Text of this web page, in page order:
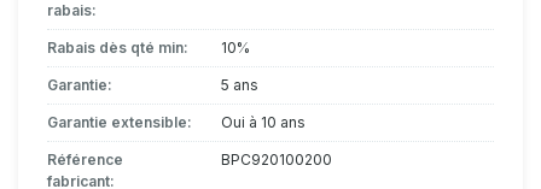
rabais:
Rabais dès qté min: 10%
Garantie: 5 ans
Garantie extensible: Oui à 10 ans
Référence
fabricant:
BPC920100200